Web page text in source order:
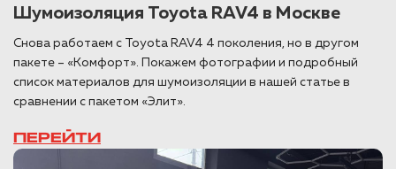
Шумоизоляция Toyota RAV4 в Москве
Cнова работаем с Toyota RAV4 4 поколения, но в другом
пакете – «Комфорт». Покажем фотографии и подробный
список материалов для шумоизоляции в нашей статье в
сравнении с пакетом «Элит».
ПЕРЕЙТИ